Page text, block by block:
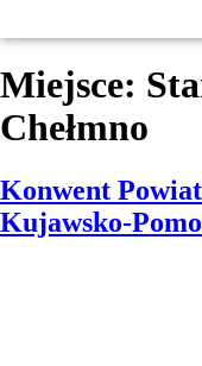
Miejsce:
Chełmno
Konwent
Kujawsko-